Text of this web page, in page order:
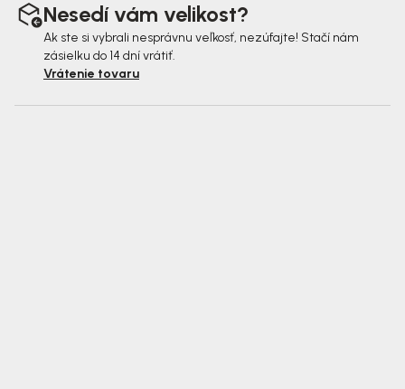
Nesedí vám velikost?
Ak ste si vybrali nesprávnu veľkosť, nezúfajte! Stačí nám
zásielku do 14 dní vrátiť.
Vrátenie tovaru